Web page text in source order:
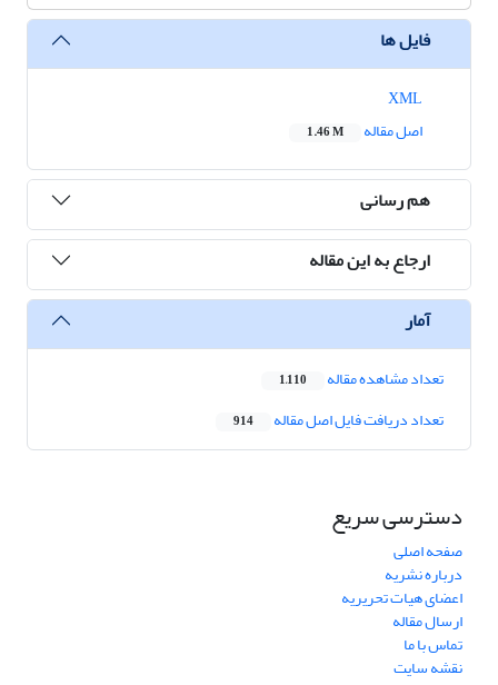
فایل ها
اصل مقاله
1.46 M
هم رسانی
ارجاع به این مقاله
آمار
تعداد مشاهده مقاله 1,110
تعداد دریافت فایل اصل مقاله 914
دسترسی سریع
صفحه اصلی
درباره نشریه
اعضای هیات تحریریه
ارسال مقاله
تماس با ما
نقشه سایت